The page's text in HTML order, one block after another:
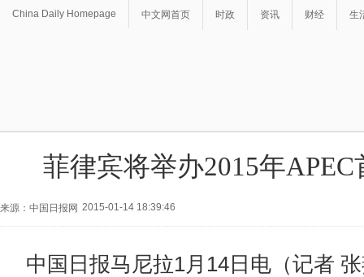
China Daily Homepage 中文网首页 时政 资讯 财经 生
菲律宾将举办2015年
来源：中国日报网 2015-01-14 18:39:46
中国日报马尼拉1月14日电（记者